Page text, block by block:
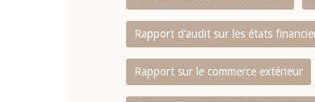
Rapport d‘audit sur les états
Rapport sur le commerce extérieur